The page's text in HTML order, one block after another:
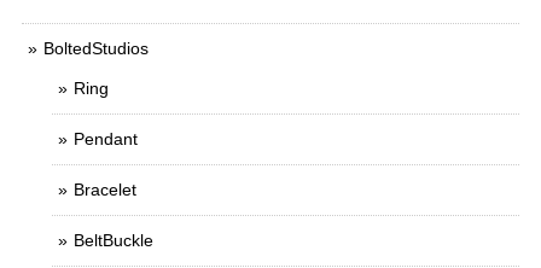
BoltedStudios
Ring
Pendant
Bracelet
BeltBuckle